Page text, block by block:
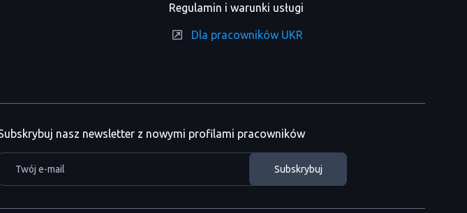
Regulamin i warunki usługi
Dla pracowników UKR
nasz newsletter z nowymi profilami pracowników